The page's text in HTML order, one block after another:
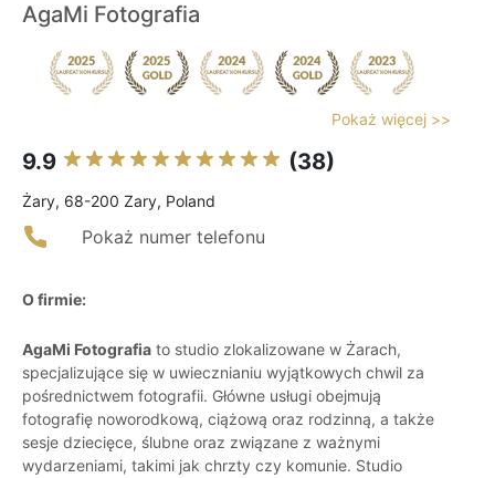
AgaMi Fotografia
Pokaż więcej >>
9.9 (38)
Żary, 68-200 Zary, Poland
Pokaż numer telefonu
O firmie:
AgaMi Fotografia to studio zlokalizowane w Żarach,
specjalizujące się w uwiecznianiu wyjątkowych chwil za
pośrednictwem fotografii. Główne usługi obejmują
fotografię noworodkową, ciążową oraz rodzinną, a także
sesje dziecięce, ślubne oraz związane z ważnymi
wydarzeniami, takimi jak chrzty czy komunie. Studio